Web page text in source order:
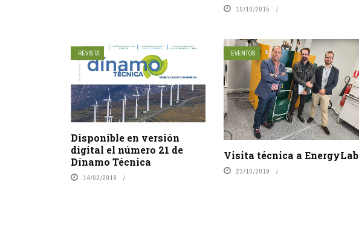
10/10/2015
REVISTA
Disponible en versión
digital el número 21 de
Dínamo Técnica
14/02/2018
EVENTOS
Visita técnica a EnergyLab
23/10/2019